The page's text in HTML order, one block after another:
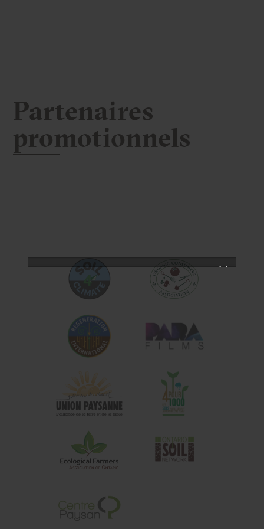
Partenaires
promotionnels
Vous recherchez les enregistrements de nos
événements passés?
Vous pouvez maintenant les trouver dans
– EXPLOREZ LA MÉDIATHÈQUE –